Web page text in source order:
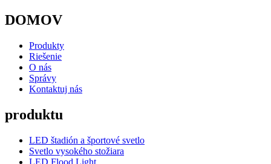
DOMOV
Produkty
Riešenie
O nás
Správy
Kontaktuj nás
produktu
LED štadión a športové svetlo
Svetlo vysokého stožiara
LED Flood Light